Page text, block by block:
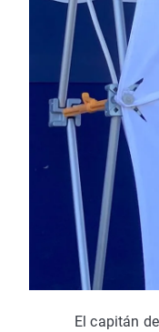
El capitán